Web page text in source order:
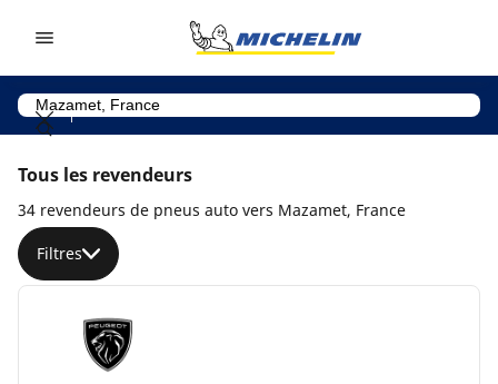
Tous les revendeurs
34 revendeurs de pneus auto vers Mazamet, France
Filtres